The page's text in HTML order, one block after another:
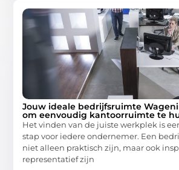
Jouw ideale bedrijfsruimte
om eenvoudig kantoorruimte te
Het vinden van de juiste werkplek is
stap voor iedere ondernemer. Een
niet alleen praktisch zijn, maar ook
representatief zijn